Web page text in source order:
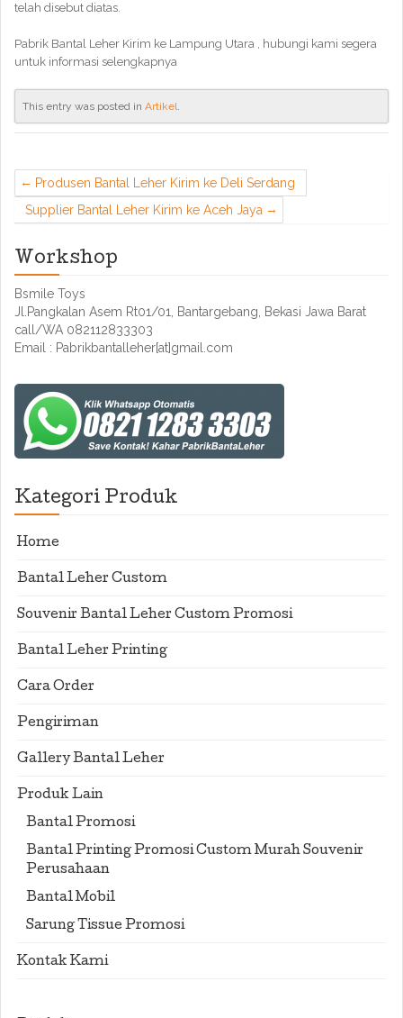
telah disebut diatas.
Pabrik Bantal Leher Kirim ke Lampung Utara , hubungi kami segera
untuk informasi selengkapnya
This entry was posted in Artikel.
Produsen Bantal Leher Kirim ke Deli Serdang
Supplier Bantal Leher Kirim ke Aceh Jaya
Workshop
Bsmile Toys
Jl.Pangkalan Asem Rt01/01, Bantargebang, Bekasi Jawa Barat
call/WA 082112833303
Email : Pabrikbantalleher[at]gmail.com
Kategori Produk
Home
Bantal Leher Custom
Souvenir Bantal Leher Custom Promosi
Bantal Leher Printing
Cara Order
Pengiriman
Gallery Bantal Leher
Produk Lain
Bantal Promosi
Bantal Printing Promosi Custom Murah Souvenir
Perusahaan
Bantal Mobil
Sarung Tissue Promosi
Kontak Kami